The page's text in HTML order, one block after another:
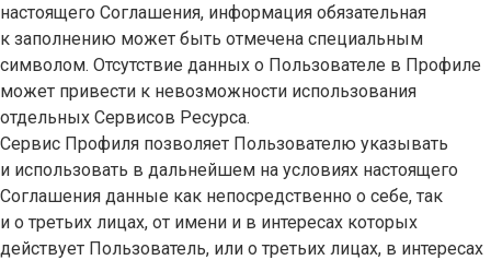
настоящего Соглашения, информация обязательная
к заполнению может быть отмечена специальным
символом. Отсутствие данных о Пользователе в Профиле
может привести к невозможности использования
отдельных Сервисов Ресурса.
Сервис Профиля позволяет Пользователю указывать
и использовать в дальнейшем на условиях настоящего
Соглашения данные как непосредственно о себе, так
и о третьих лицах, от имени и в интересах которых
действует Пользователь, или о третьих лицах, в интересах